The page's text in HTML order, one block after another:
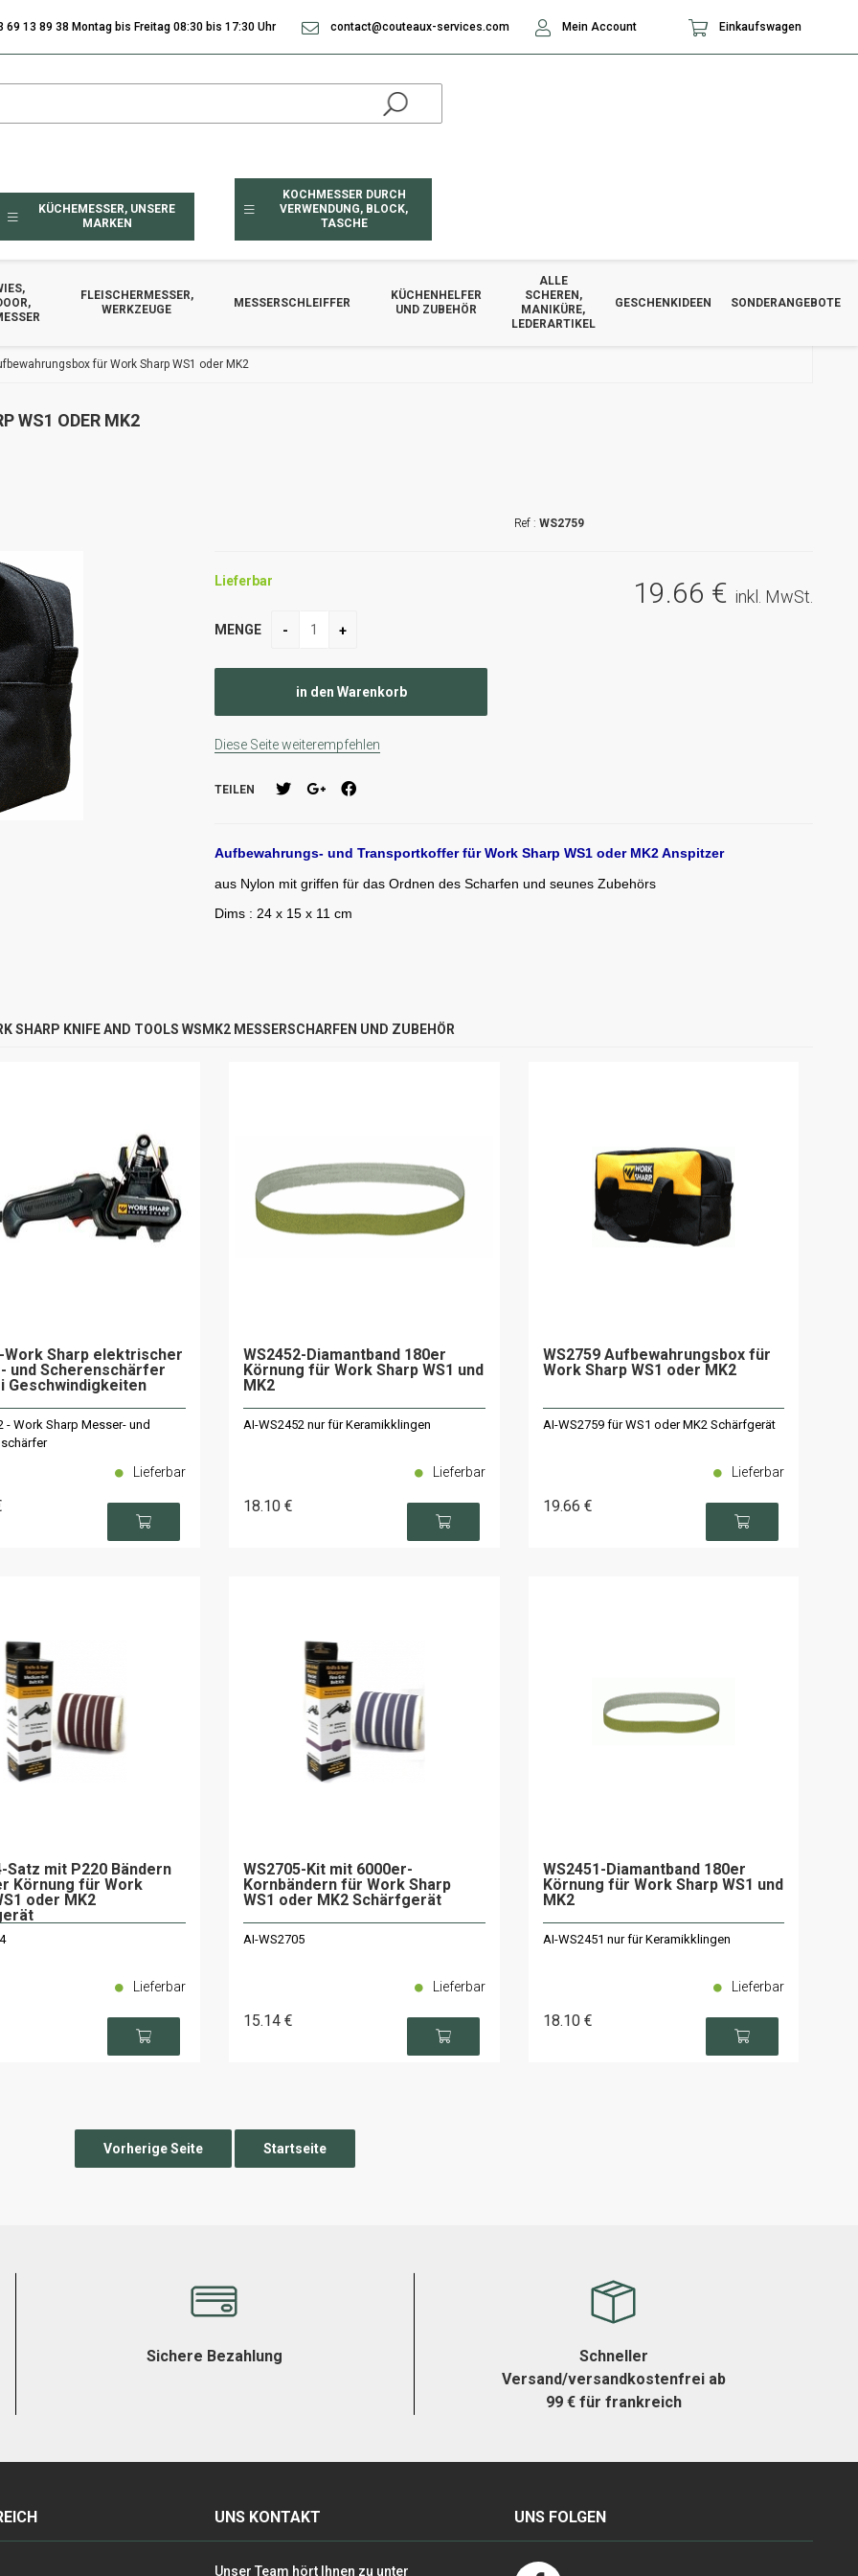
KÜCHEMESSER, UNSERE
MARKEN
KOCHMESSER DURCH
VERWENDUNG, BLOCK,
TASCHE
FLEISCHERMESSER,
WERKZEUGE
MESSERSCHLEIFFER
KÜCHENHELFER
UND ZUBEHÖR
ALLE
SCHEREN,
MANIKÜRE,
LEDERARTIKEL
GESCHENKIDEEN SONDERANGEBOTE
für Work Sharp WS1 oder MK2
WS1 ODER MK2
WS2759
19.66 € inkl. MwSt.
Lieferbar
MENGE
Diese Seite weiterempfehlen
TEILEN
Aufbewahrungs- und Transportkoffer für Work Sharp WS1 oder MK2 Anspitzer
aus Nylon mit griffen für das Ordnen des Scharfen und seunes Zubehörs
Dims : 24 x 15 x 11 cm
SHARP KNIFE AND TOOLS WSMK2 MESSERSCHARFEN UND ZUBEHÖR
Work Sharp elektrischer
und Scherenschärfer
Geschwindigkeiten
- Work Sharp Messer- und
Lieferbar
WS2452-Diamantband 180er
Körnung für Work Sharp WS1 und
MK2
AI-WS2452 nur für Keramikklingen
18.10 €
Lieferbar
WS2759 Aufbewahrungsbox für
Work Sharp WS1 oder MK2
AI-WS2759 für WS1 oder MK2 Schärfgerät
19.66 €
Lieferbar
Satz mit P220 Bändern
Körnung für Work
oder MK2
Lieferbar
WS2705-Kit mit 6000er-
Kornbändern für Work Sharp
WS1 oder MK2 Schärfgerät
AI-WS2705
15.14 €
Lieferbar
WS2451-Diamantband 180er
Körnung für Work Sharp WS1 und
MK2
AI-WS2451 nur für Keramikklingen
18.10 €
Lieferbar
69 13 89 38 Montag bis Freitag 08:30 bis 17:30 Uhr contact@couteaux-services.com Mein Account Einkaufswagen
Sichere Bezahlung
Schneller
Versand/versandkostenfrei ab
99 € für frankreich
UNS KONTAKT
Unser Team hört Ihnen zu unter
UNS FOLGEN